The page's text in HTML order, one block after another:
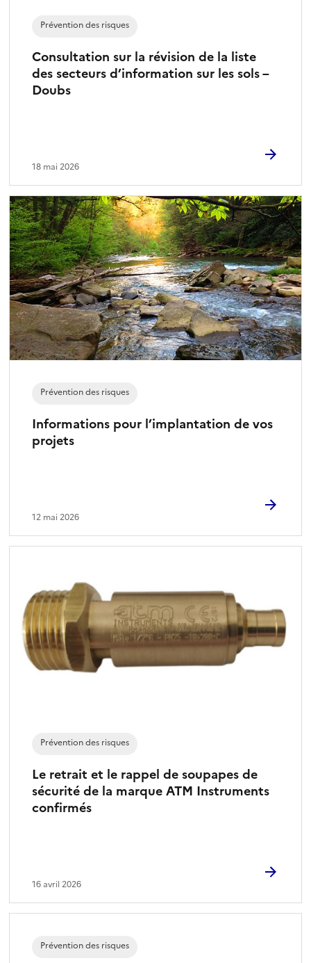
Consultation sur la révision de la liste
des secteurs d’information sur les sols –
Doubs
Prévention des risques
18 mai 2026
Informations pour l’implantation de vos
projets
Prévention des risques
12 mai 2026
Le retrait et le rappel de soupapes de
sécurité de la marque ATM Instruments
confirmés
Prévention des risques
16 avril 2026
Prévention des risques